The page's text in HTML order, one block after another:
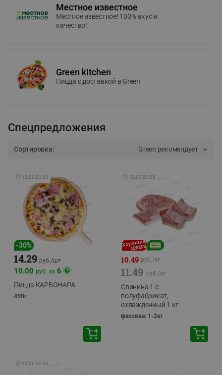
Местное известное
Местное известное! 100% вкус и
качество!
Green kitchen
Пицца c доставкой в Green
Спецпредложения
Сортировка: Green рекомендует
🕘 12:00-21:00
-30%
14.29 руб./шт
10.00 руб. за 6
Пицца КАРБОНАРА
490г
🕘 12:00-20:00
10.49 руб./кг
11.49 руб./кг
Свинина 1 с.
полуфабрикат,
охлажденный 1 кг
фасовка: 1-2кг
🕘 12:00-20:00